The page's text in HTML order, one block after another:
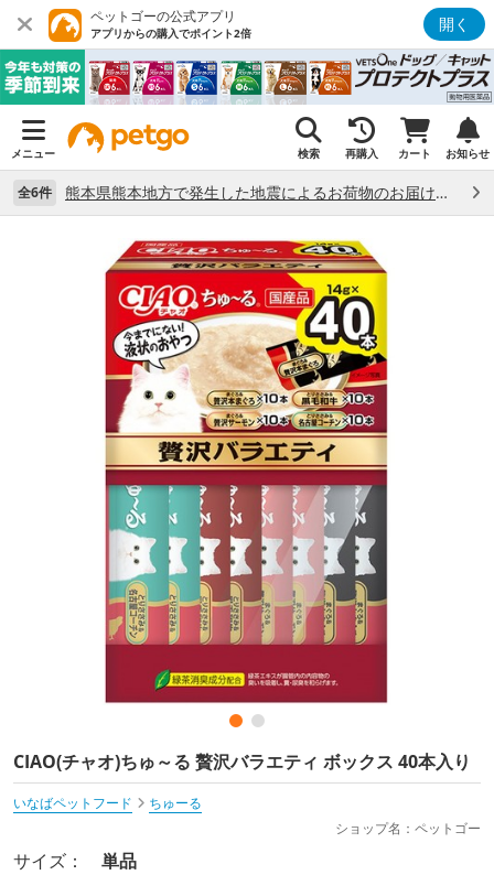
ペットゴーの公式アプリ
アプリからの購入でポイント2倍 開く
メニュー 検索 再購入 カート お知らせ
全6件 熊本県熊本地方で発生した地震によるお荷物のお届け状況について （7/28）
CIAO(チャオ)ちゅ～る 贅沢バラエティ ボックス 40本入り
いなばペットフード
ちゅーる
ショップ名：ペットゴー
サイズ： 単品